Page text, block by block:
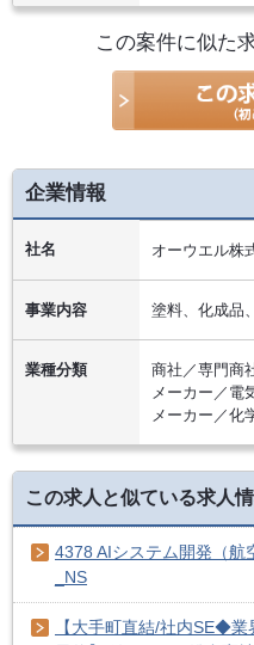
この案件に似た
企業情報
社名 オーウエル株
事業内容 塗料、化成品
業種分類
商社／専門商
メーカー／電
メーカー／化
この求人と似ている求人
4378 AIシステム開発（航
_NS
【大手町直結/社内SE◆